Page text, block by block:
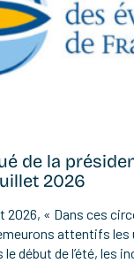
de la
2026
2026, « Dans ces
attentifs les
début de l’été, les